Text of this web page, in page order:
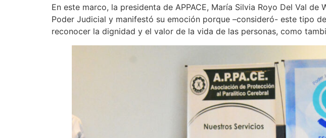
En este marco, la presidenta de APPACE, María Silvia Royo Del Val
Poder Judicial y manifestó su emoción porque –consideró- este tipo
reconocer la dignidad y el valor de la vida de las personas, como